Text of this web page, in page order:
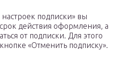
подписки» вы
действия оформления, а
от подписки. Для этого
«Отменить подписку».